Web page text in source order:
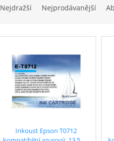
Nejdražší Nejprodávanější
Inkoust Epson T0712